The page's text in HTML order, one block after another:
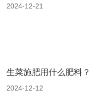
2024-12-21
生菜施肥用什么肥料？
2024-12-12